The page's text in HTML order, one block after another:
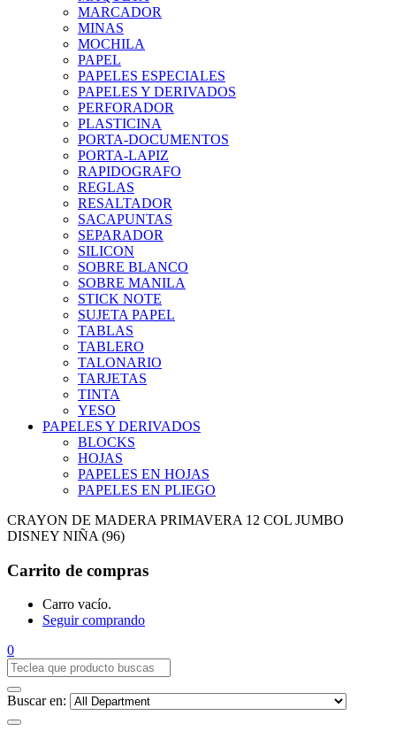
MARCADOR
MINAS
MOCHILA
PAPEL
PAPELES ESPECIALES
PAPELES Y DERIVADOS
PERFORADOR
PLASTICINA
PORTA-DOCUMENTOS
PORTA-LAPIZ
RAPIDOGRAFO
REGLAS
RESALTADOR
SACAPUNTAS
SEPARADOR
SILICON
SOBRE BLANCO
SOBRE MANILA
STICK NOTE
SUJETA PAPEL
TABLAS
TABLERO
TALONARIO
TARJETAS
TINTA
YESO
PAPELES Y DERIVADOS
BLOCKS
HOJAS
PAPELES EN HOJAS
PAPELES EN PLIEGO
CRAYON DE MADERA PRIMAVERA 12 COL JUMBO
DISNEY NIÑA (96)
Carrito de compras
Carro vacío.
Seguir comprando
0
Buscar en: